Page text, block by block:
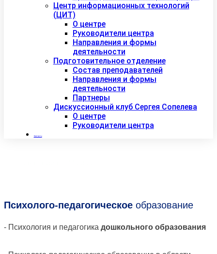
Центр информационных технологий
(ЦИТ)
О центре
Руководители центра
Направления и формы
деятельности
Подготовительное отделение
Состав преподавателей
Направления и формы
деятельности
Партнеры
Дискуссионный клуб Сергея Сопелева
О центре
Руководители центра
Контакты
Психолого-педагогическое образование
- Психология и педагогика дошкольного образования